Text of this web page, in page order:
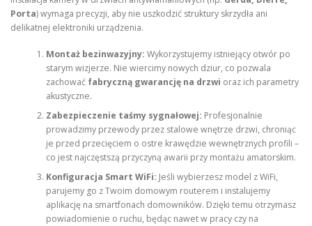
Porta) wymaga precyzji, aby nie uszkodzić struktury skrzydła ani
delikatnej elektroniki urządzenia.
Montaż bezinwazyjny: Wykorzystujemy istniejący otwór po
starym wizjerze. Nie wiercimy nowych dziur, co pozwala
zachować fabryczną gwarancję na drzwi oraz ich parametry
akustyczne.
Zabezpieczenie taśmy sygnałowej: Profesjonalnie
prowadzimy przewody przez stalowe wnętrze drzwi, chroniąc
je przed przecięciem o ostre krawędzie wewnętrznych profili –
co jest najczęstszą przyczyną awarii przy montażu amatorskim.
Konfiguracja Smart WiFi: Jeśli wybierzesz model z WiFi,
parujemy go z Twoim domowym routerem i instalujemy
aplikację na smartfonach domowników. Dzięki temu otrzymasz
powiadomienie o ruchu, będąc nawet w pracy czy na